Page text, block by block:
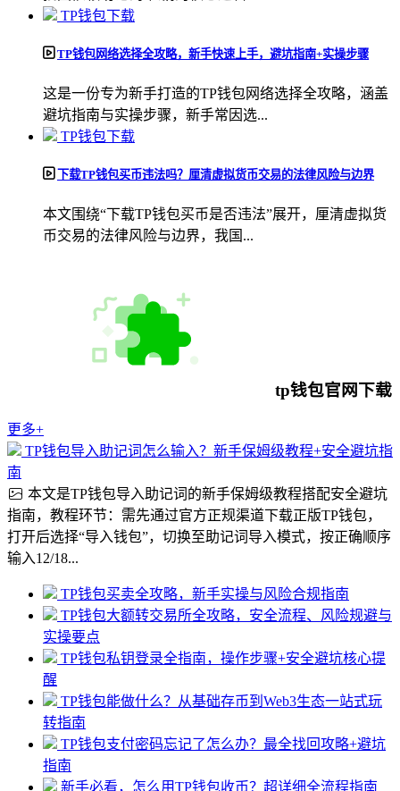
TP钱包下载
TP钱包网络选择全攻略，新手快速上手，避坑指南+实操步骤
这是一份专为新手打造的TP钱包网络选择全攻略，涵盖
避坑指南与实操步骤，新手常因选...
TP钱包下载
下载TP钱包买币违法吗？厘清虚拟货币交易的法律风险与边界
本文围绕“下载TP钱包买币是否违法”展开，厘清虚拟货
币交易的法律风险与边界，我国...
tp钱包官网下载
更多+
TP钱包导入助记词怎么输入？新手保姆级教程+安全避坑指
南
本文是TP钱包导入助记词的新手保姆级教程搭配安全避坑
指南，教程环节：需先通过官方正规渠道下载正版TP钱包，
打开后选择“导入钱包”，切换至助记词导入模式，按正确顺序
输入12/18...
TP钱包买卖全攻略，新手实操与风险合规指南
TP钱包大额转交易所全攻略，安全流程、风险规避与
实操要点
TP钱包私钥登录全指南，操作步骤+安全避坑核心提
醒
TP钱包能做什么？从基础存币到Web3生态一站式玩
转指南
TP钱包支付密码忘记了怎么办？最全找回攻略+避坑
指南
新手必看，怎么用TP钱包收币？超详细全流程指南